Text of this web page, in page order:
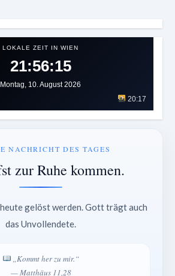
LOKALE ZEIT IN WIEN
21:56:18
Montag, 10. August 2026
20:17
NACHRICHT DES TAGES
zur Ruhe kommen.
gelöst werden. Gott trägt auch
das Unvollendete.
„Kommt her zu mir.“
— Matthäus 11,28